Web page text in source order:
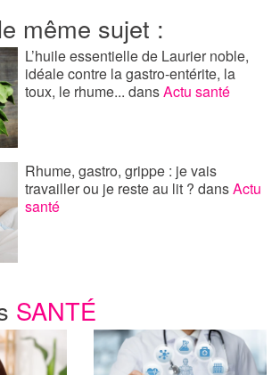
même sujet :
L’huile essentielle de Laurier noble,
idéale contre la gastro-entérite, la
toux, le rhume...dansActu santé
Rhume, gastro, grippe : je vais
travailler ou je reste au lit ?dansActu
santé
SANTÉ